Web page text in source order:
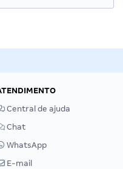
Central de ajuda
Chat
WhatsApp
E-mail